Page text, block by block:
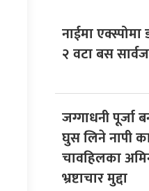
नाईमा
२ वटा बस
जग्गाधनी पूर्जा
घुस लिने नापी
चावहिलका
भ्रष्टाचार मुद्दा